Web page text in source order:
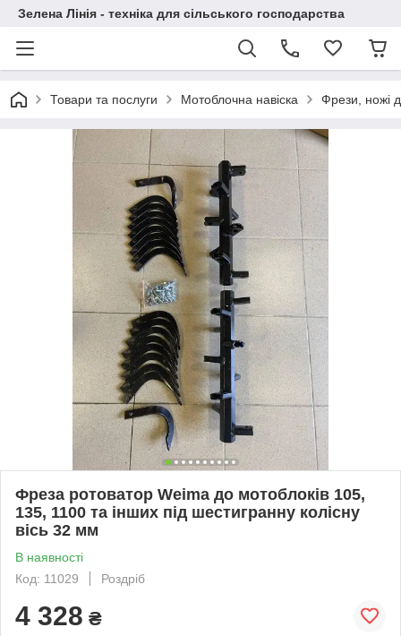
Зелена Лінія - техніка для сільського господарства
Товари та послуги Мотоблочна навіска Фрези, ножі
Фреза ротоватор Weima до мотоблоків 105,
135, 1100 та інших під шестигранну колісну
вісь 32 мм
В наявності
Код: 11029
Роздріб
4 328 ₴